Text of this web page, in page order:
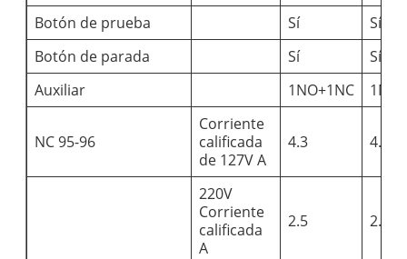
Botón de prueba Sí
Sí
Botón de parada
Sí
Sí
Auxiliar
1NO+1NC
NC 95-96
Corriente
calificada
de 127V A
4.3 4.3
220V
Corriente
calificada
A
2.5 2.5